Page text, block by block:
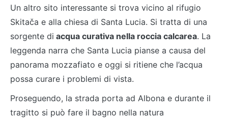
Un altro sito interessante si trova vicino al rifugio
Skitača e alla chiesa di Santa Lucia. Si tratta di una
sorgente di acqua curativa nella roccia calcarea. La
leggenda narra che Santa Lucia pianse a causa del
panorama mozzafiato e oggi si ritiene che l’acqua
possa curare i problemi di vista.
Proseguendo, la strada porta ad Albona e durante il
tragitto si può fare il bagno nella natura